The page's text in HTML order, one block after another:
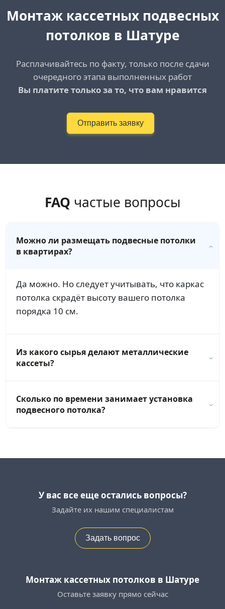
Монтаж кассетных подвесных
потолков в Шатуре
Расплачивайтесь по факту, только после сдачи
очередного этапа выполненных работ
Вы платите только за то, что вам нравится
Отправить заявку
FAQ частые вопросы
Можно ли размещать подвесные потолки
в квартирах?
Да можно. Но следует учитывать, что каркас
потолка скрадёт высоту вашего потолка
порядка 10 см.
Из какого сырья делают металлические
кассеты?
Сколько по времени занимает установка
подвесного потолка?
У вас все еще остались вопросы?
Задайте их нашим специалистам
Задать вопрос
Монтаж кассетных потолков в Шатуре
Оставьте заявку прямо сейчас